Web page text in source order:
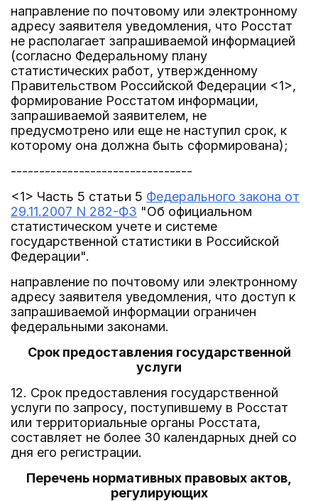
направление по почтовому или электронному
адресу заявителя уведомления, что Росстат
не располагает запрашиваемой информацией
(согласно Федеральному плану
статистических работ, утвержденному
Правительством Российской Федерации <1>,
формирование Росстатом информации,
запрашиваемой заявителем, не
предусмотрено или еще не наступил срок, к
которому она должна быть сформирована);
--------------------------------
<1> Часть 5 статьи 5 Федерального закона от
29.11.2007 N 282-ФЗ "Об официальном
статистическом учете и системе
государственной статистики в Российской
Федерации".
направление по почтовому или электронному
адресу заявителя уведомления, что доступ к
запрашиваемой информации ограничен
федеральными законами.
Срок предоставления государственной
услуги
12. Срок предоставления государственной
услуги по запросу, поступившему в Росстат
или территориальные органы Росстата,
составляет не более 30 календарных дней со
дня его регистрации.
Перечень нормативных правовых актов,
регулирующих